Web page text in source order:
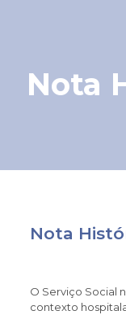
Nota
Nota
O Serviço Social
contexto